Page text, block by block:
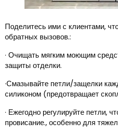
Поделитесь ими с клиентами,
обратных вызовов.:
· Очищать мягким моющим
защиты отделки.
·Смазывайте петли/защелки
силиконом (предотвращает
· Ежегодно регулируйте петли,
провисание., особенно для